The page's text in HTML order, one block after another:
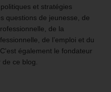
et stratégies
questions de jeunesse, de
de la
de l’emploi et du
également le fondateur
ce blog.